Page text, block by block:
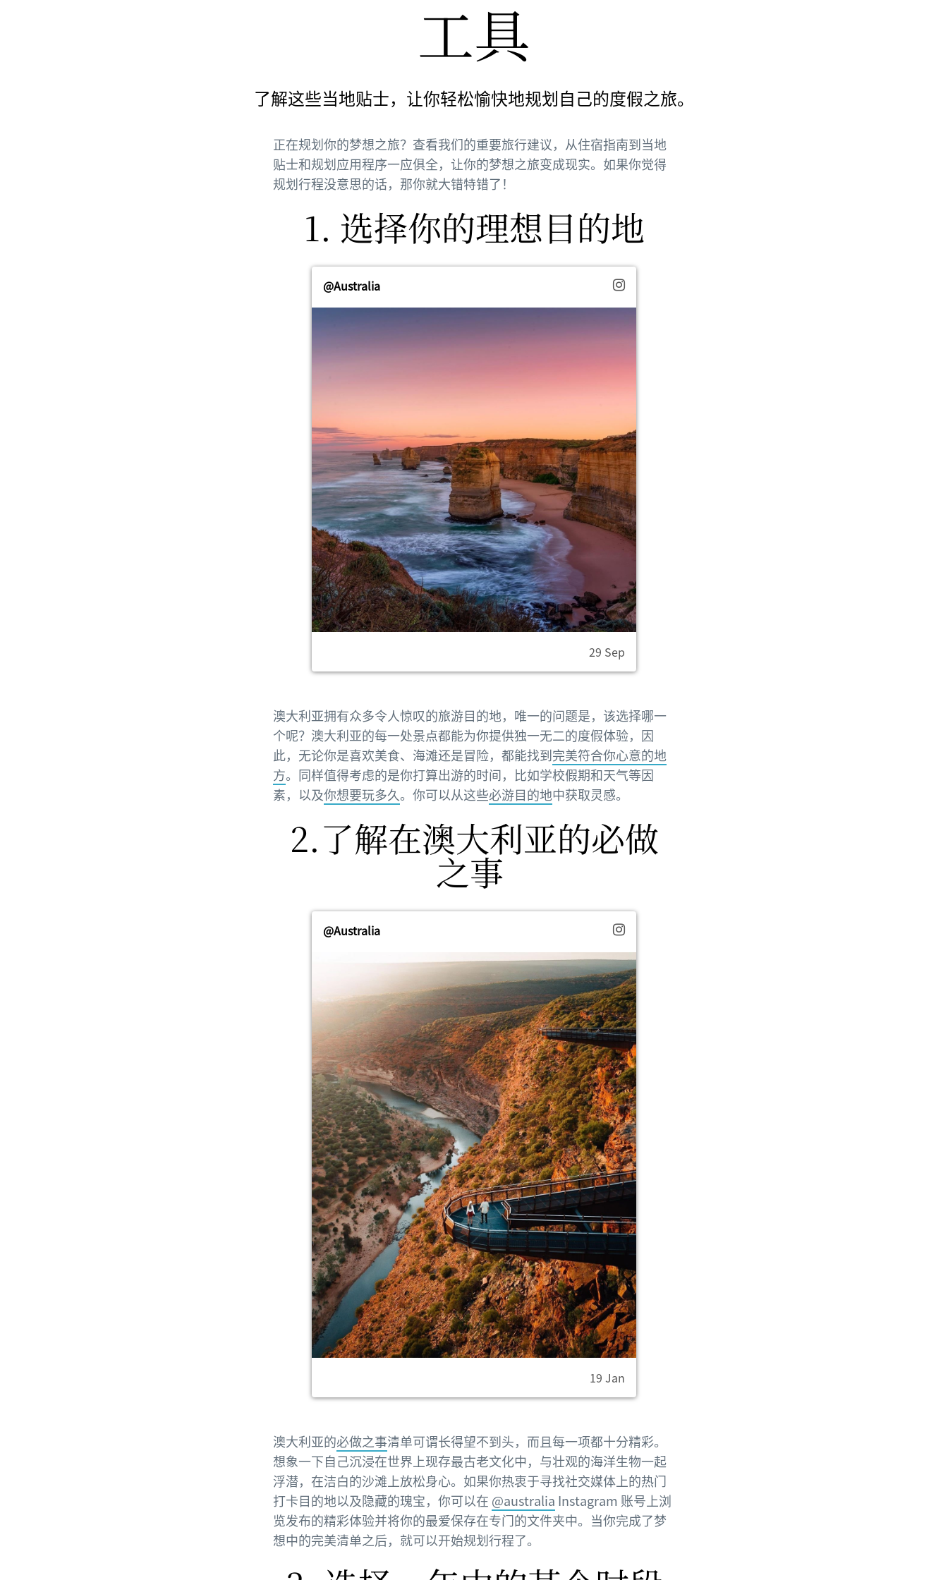
工具
了解这些当地贴士，让你轻松愉快地规划自己的度假之旅。
正在规划你的梦想之旅？查看我们的重要旅行建议，从住宿指南到当地
贴士和规划应用程序一应俱全，让你的梦想之旅变成现实。如果你觉得
规划行程没意思的话，那你就大错特错了！
1. 选择你的理想目的地
@Australia
29 Sep
澳大利亚拥有众多令人惊叹的旅游目的地，唯一的问题是，该选择哪一
个呢？澳大利亚的每一处景点都能为你提供独一无二的度假体验，因
此，无论你是喜欢美食、海滩还是冒险，都能找到完美符合你心意的地
方。同样值得考虑的是你打算出游的时间，比如学校假期和天气等因
素，以及你想要玩多久。你可以从这些必游目的地中获取灵感。
2.了解在澳大利亚的必做
之事
@Australia
19 Jan
澳大利亚的必做之事清单可谓长得望不到头，而且每一项都十分精彩。
想象一下自己沉浸在世界上现存最古老文化中，与壮观的海洋生物一起
浮潜，在洁白的沙滩上放松身心。如果你热衷于寻找社交媒体上的热门
打卡目的地以及隐藏的瑰宝，你可以在 @australia Instagram 账号上浏
览发布的精彩体验并将你的最爱保存在专门的文件夹中。当你完成了梦
想中的完美清单之后，就可以开始规划行程了。